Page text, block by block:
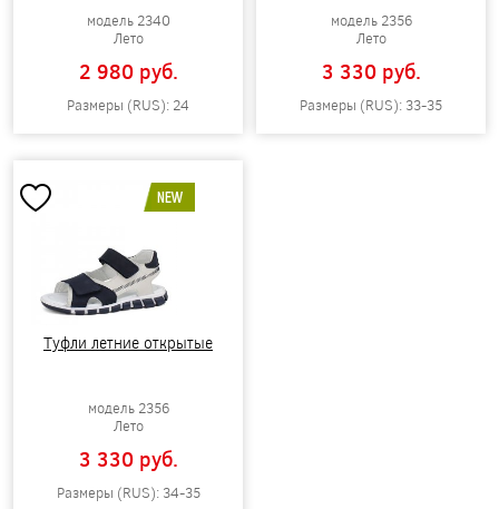
модель 2340
Лето
2 980 pуб.
Размеры (RUS): 24
модель 2356
Лето
3 330 pуб.
Размеры (RUS): 33-35
NEW
Туфли летние открытые
модель 2356
Лето
3 330 pуб.
Размеры (RUS): 34-35